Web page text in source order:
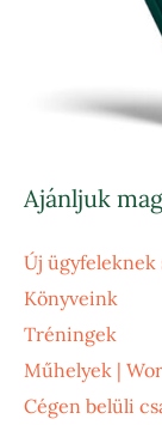
Ajánljuk
Új ügyfeleknek
Könyveink
Tréningek
Műhelyek |
Cégen belüli